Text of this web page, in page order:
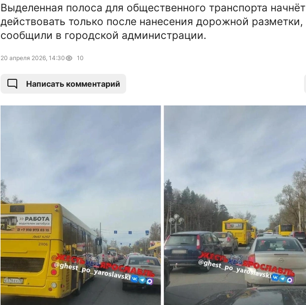
Выделенная полоса для общественного транспорта начнёт
действовать только после нанесения дорожной разметки,
сообщили в городской администрации.
20 апреля 2026, 14:30 10
Написать комментарий